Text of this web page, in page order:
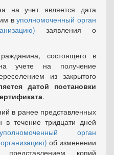
на учет является дата
им вуполномоченный орган
заявления о
состоящего в
учете на получение
из закрытого
датой постановки
.
в ранее представленных
в течение тридцати дней
уполномочен­ный орган
об изменении
копий